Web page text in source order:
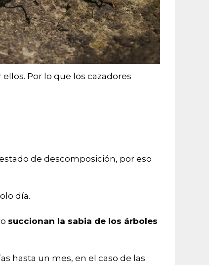
Por lo que los cazadores
de descomposición, por eso
día.
succionan la sabia de los árboles
hasta un mes, en el caso de las